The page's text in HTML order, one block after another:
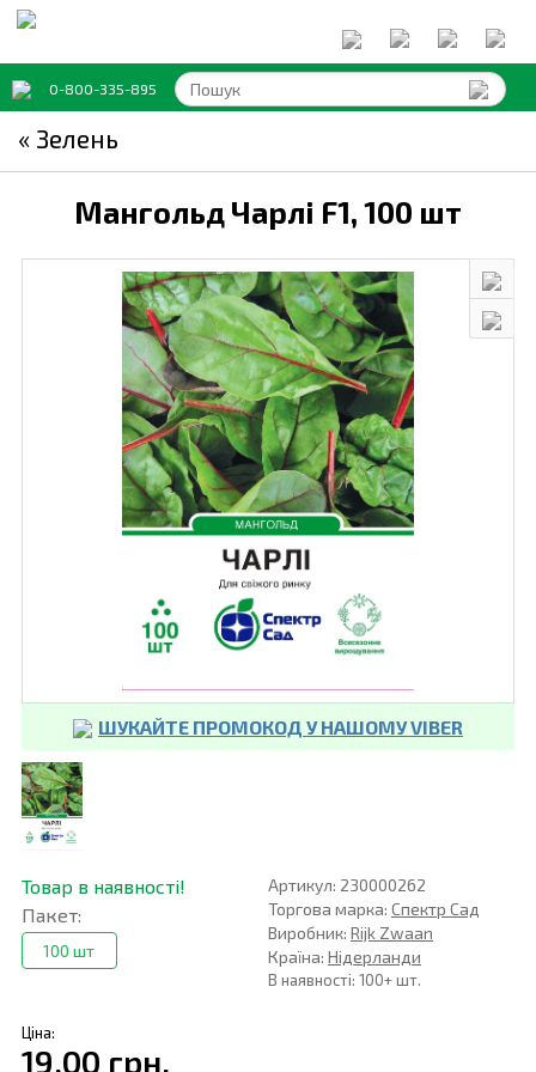
0-800-335-895
« Зелень
Мангольд Чарлі F1, 100 шт
ШУКАЙТЕ ПРОМОКОД У НАШОМУ VIBER
Товар в наявності!
Пакет:
100 шт
Артикул: 230000262
Торгова марка: Спектр Сад
Виробник: Rijk Zwaan
Країна: Нідерланди
В наявності: 100+ шт.
Ціна:
19,00 грн.